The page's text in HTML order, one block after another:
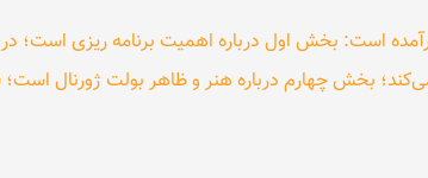
است: بخش اول درباره اهمیت برنامه ریزی
بخش چهارم درباره هنر و ظاهر بولت ژورنال